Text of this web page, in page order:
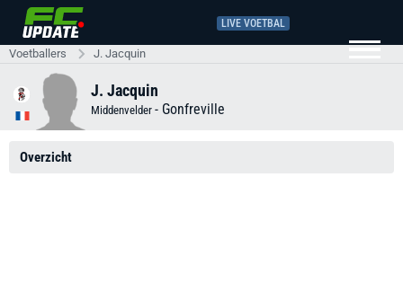
LIVE VOETBAL
Voetballers J. Jacquin
J. Jacquin
Middenvelder - Gonfreville
Overzicht